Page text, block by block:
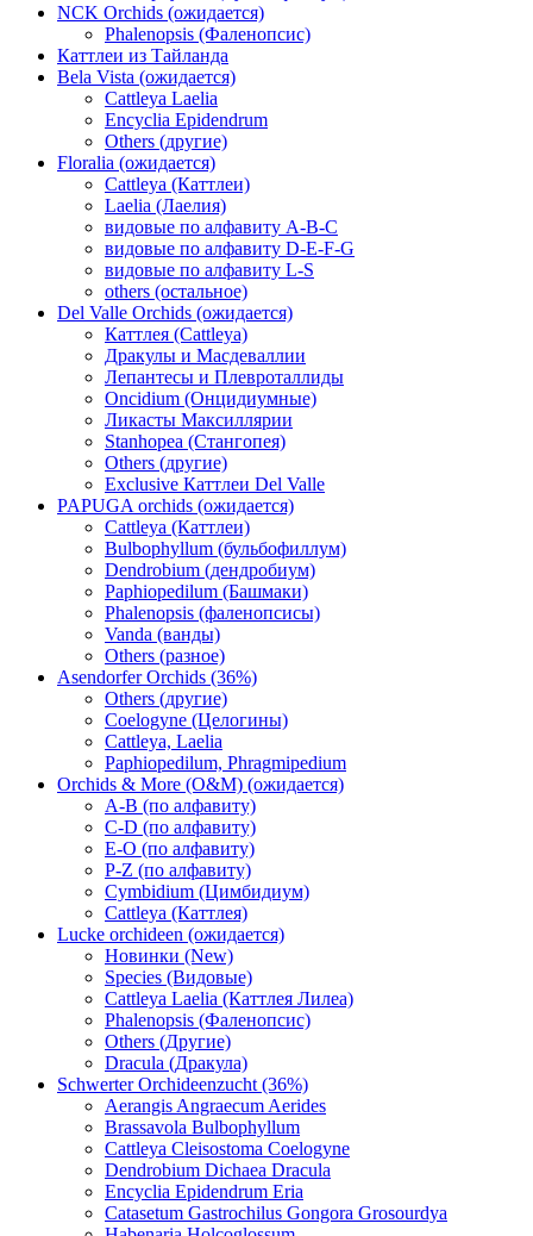
NCK Orchids (ожидается)
Phalenopsis (Фаленопсис)
Каттлеи из Тайланда
Bela Vista (ожидается)
Cattleya Laelia
Encyclia Epidendrum
Others (другие)
Floralia (ожидается)
Cattleya (Каттлеи)
Laelia (Лаелия)
видовые по алфавиту A-B-C
видовые по алфавиту D-E-F-G
видовые по алфавиту L-S
others (остальное)
Del Valle Orchids (ожидается)
Каттлея (Cattleya)
Дракулы и Масдеваллии
Лепантесы и Плевроталлиды
Oncidium (Онцидиумные)
Ликасты Максиллярии
Stanhopea (Стангопея)
Others (другие)
Exclusive Каттлеи Del Valle
PAPUGA orchids (ожидается)
Cattleya (Каттлеи)
Bulbophyllum (бульбофиллум)
Dendrobium (дендробиум)
Paphiopedilum (Башмаки)
Phalenopsis (фаленопсисы)
Vanda (ванды)
Others (разное)
Asendorfer Orchids (36%)
Others (другие)
Coelogyne (Целогины)
Cattleya, Laelia
Paphiopedilum, Phragmipedium
Orchids & More (O&M) (ожидается)
A-B (по алфавиту)
C-D (по алфавиту)
E-O (по алфавиту)
P-Z (по алфавиту)
Cymbidium (Цимбидиум)
Cattleya (Каттлея)
Lucke orchideen (ожидается)
Новинки (New)
Species (Видовые)
Cattleya Laelia (Каттлея Лилеа)
Phalenopsis (Фаленопсис)
Others (Другие)
Dracula (Дракула)
Schwerter Orchideenzucht (36%)
Aerangis Angraecum Aerides
Brassavola Bulbophyllum
Cattleya Cleisostoma Coelogyne
Dendrobium Dichaea Dracula
Encyclia Epidendrum Eria
Catasetum Gastrochilus Gongora Grosourdya